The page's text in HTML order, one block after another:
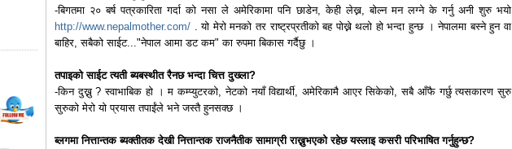
-बिगतमा २० बर्ष पत्रकारिता गर्दा को नसा ले अमेरिकामा पनि छाडेन, केही लेख्न, बोल्न मन लग्ने के गर्नु अनी शुरु भयो
http://www.nepalmother.com/ . यो मेरो मनको तर राष्ट्रप्रतीको बह पोख्ने थलो हो भन्दा हुन्छ । नेपालमा बस्ने हुन वा
बाहिर, सबैको साईट..."नेपाल आमा डट कम" का रुपमा बिकास गर्दैछु ।
तपाइको साईट त्यती ब्यबस्थीत रैनछ भन्दा चित्त दुख्ला?
-किन दुख्नु ? स्वाभाबिक हो । म कम्प्युटरको, नेटको नयाँ विद्यार्थी, अमेरिकामै आएर सिकेको, सबै आँफै गर्छु त्यसकारण सुरु
सुरुको मेरो यो प्रयास तपाईंले भने जस्तै हुनसक्छ ।
ब्लगमा नित्तान्तक ब्यक्तीतक देखी नित्तान्तक राजनैतीक सामाग्री राख्नुभएको रहेछ यस्लाइ कसरी परिभाषित गर्नुहुन्छ?